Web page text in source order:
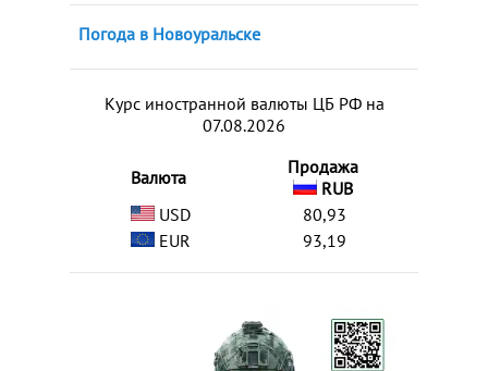
Погода в Новоуральске
Курс иностранной валюты ЦБ РФ на
07.08.2026
Валюта
Продажа
RUB
USD
80,93
EUR
93,19